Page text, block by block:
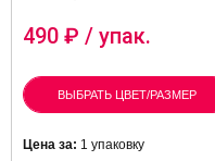
490 ₽ / упак.
ВЫБРАТЬ ЦВЕТ/РАЗМЕР
Цена за: 1 упаковку